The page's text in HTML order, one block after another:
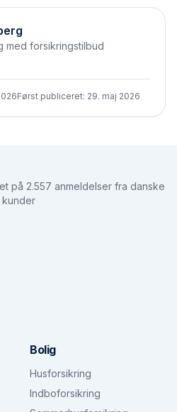
med forsikringstilbud
Først publiceret: 29. maj 2026
på 2.557 anmeldelser fra danske
kunder
Bolig
Husforsikring
Indboforsikring